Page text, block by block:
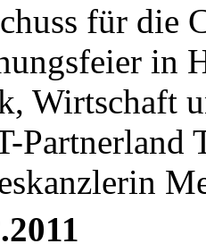
für die
in
Wirtschaft
Partnerland